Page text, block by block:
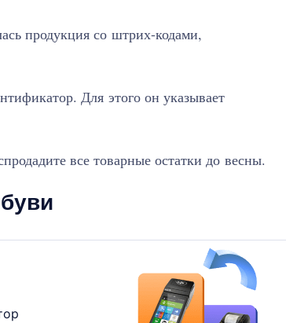
продукция со штрих-кодами,
Для этого он указывает
все товарные остатки до весны.